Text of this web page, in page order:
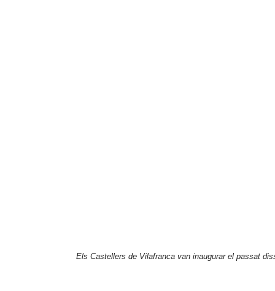
Els Castellers de Vilafranca van inaugurar el passat